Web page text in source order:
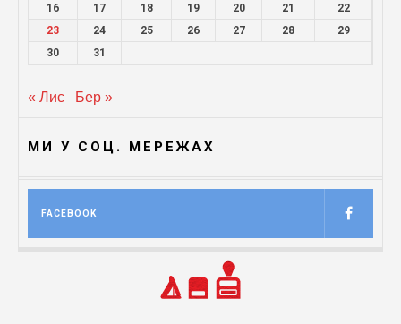
16
17 18 19 20 21
22
23
24 25 26 27 28
29
30
31
« Лис Бер »
МИ У СОЦ. МЕРЕЖАХ
FACEBOOK